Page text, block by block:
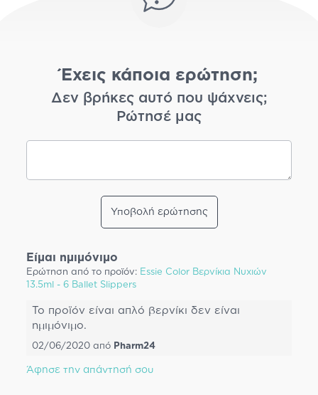
Έχεις κάποια ερώτηση;
Δεν βρήκες αυτό που ψάχνεις;
Ρώτησέ μας
Υποβολή ερώτησης
Είμαι ημιμόνιμο
Ερώτηση από το προϊόν: Essie Color Βερνίκια Νυχιών
13.5ml - 6 Ballet Slippers
To προϊόν είναι απλό βερνίκι δεν είναι
ημιμόνιμο.
02/06/2020 από Pharm24
Άφησε την απάντησή σου